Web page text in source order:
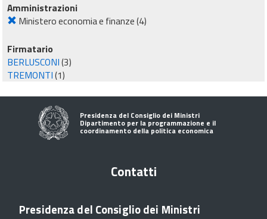
Amministrazioni
Ministero economia e finanze(4)
Firmatario
BERLUSCONI(3)
TREMONTI(1)
Presidenza del Consiglio dei Ministri
Dipartimento per la programmazione e il
coordinamento della politica economica
Contatti
Presidenza del Consiglio dei Ministri